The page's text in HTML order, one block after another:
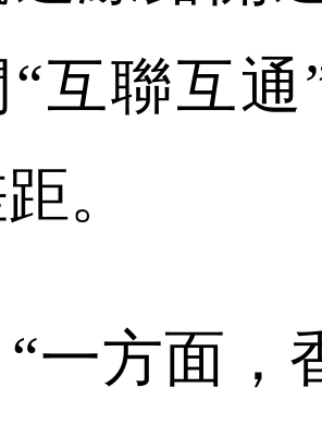
“互聯互
。
方面，